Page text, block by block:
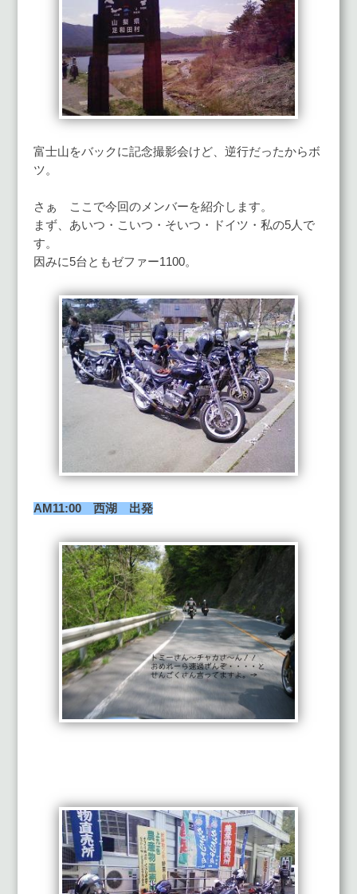
富士山をバックに記念撮影会けど、逆行だったからボ
ツ。
さぁ ここで今回のメンバーを紹介します。
まず、あいつ・こいつ・そいつ・ドイツ・私の5人で
す。
因みに5台ともゼファー1100。
AM11:00 西湖 出発